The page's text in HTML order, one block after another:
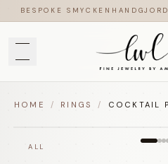
BESPOKE SMYCKEN
HOME / RINGS / COCKTAIL
ALL